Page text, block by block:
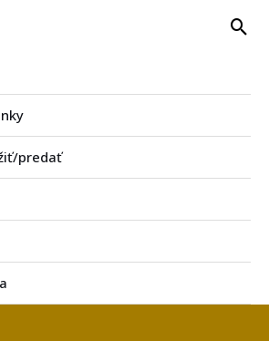
predať